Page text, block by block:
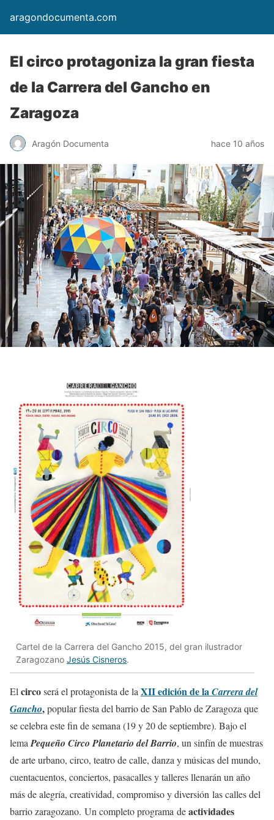
aragondocumenta.com
El circo protagoniza la gran fiesta
de la Carrera del Gancho en
Zaragoza
Aragón Documenta hace 10 años
Cartel de la Carrera del Gancho 2015, del gran ilustrador
Zaragozano Jesús Cisneros.
El circoserá el protagonista de la XII edición de laCarrera del
Gancho,popular fiesta del barrio de San Pablo de Zaragoza que
se celebra este fin de semana (19 y 20 de septiembre). Bajo el
lema Pequeño Circo Planetario del Barrio, un sinfín de muestras
de arte urbano, circo, teatro de calle, danza y músicas del mundo,
cuentacuentos, conciertos, pasacalles y talleres llenarán un año
más de alegría, creatividad, compromiso y diversión las calles del
barrio zaragozano. Un completo programa deactividades